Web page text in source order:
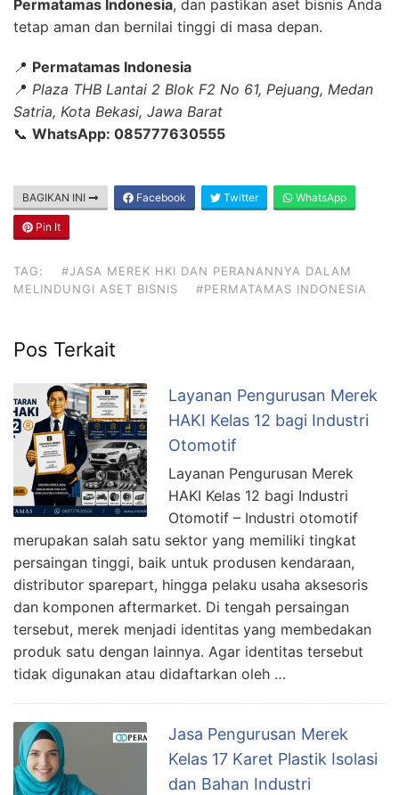
Permatamas Indonesia, dan pastikan aset bisnis Anda
tetap aman dan bernilai tinggi di masa depan.
📍 Permatamas Indonesia
📍 Plaza THB Lantai 2 Blok F2 No 61, Pejuang, Medan
Satria, Kota Bekasi, Jawa Barat
📞 WhatsApp: 085777630555
BAGIKAN INI Facebook Twitter WhatsApp
Pin It
TAG:
#JASA MEREK HKI DAN PERANANNYA DALAM
MELINDUNGI ASET BISNIS
#PERMATAMAS INDONESIA
Pos Terkait
Layanan Pengurusan Merek
HAKI Kelas 12 bagi Industri
Otomotif
Layanan Pengurusan Merek
HAKI Kelas 12 bagi Industri
Otomotif – Industri otomotif
merupakan salah satu sektor yang memiliki tingkat
persaingan tinggi, baik untuk produsen kendaraan,
distributor sparepart, hingga pelaku usaha aksesoris
dan komponen aftermarket. Di tengah persaingan
tersebut, merek menjadi identitas yang membedakan
produk satu dengan lainnya. Agar identitas tersebut
tidak digunakan atau didaftarkan oleh …
Jasa Pengurusan Merek
Kelas 17 Karet Plastik Isolasi
dan Bahan Industri